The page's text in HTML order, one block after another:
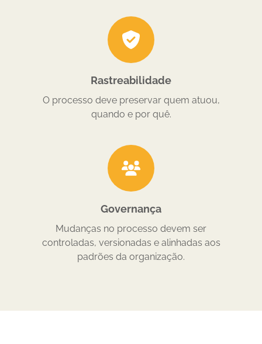
Rastreabilidade
O processo deve preservar quem atuou,
quando e por quê.
Governança
Mudanças no processo devem ser
controladas, versionadas e alinhadas aos
padrões da organização.